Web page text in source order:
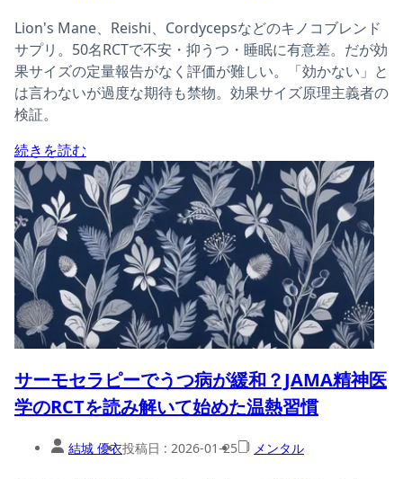
Lion's Mane、Reishi、Cordycepsなどのキノコブレンド
サプリ。50名RCTで不安・抑うつ・睡眠に有意差。だが効
果サイズの定量報告がなく評価が難しい。「効かない」と
は言わないが過度な期待も禁物。効果サイズ原理主義者の
検証。
続きを読む
サーモセラピーでうつ病が緩和？JAMA精神医
学のRCTを読み解いて始めた温熱習慣
結城 優衣投稿日 : 2026-01-25 メンタル